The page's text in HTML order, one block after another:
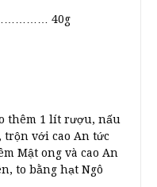
40g
thêm 1 lít rượu, nấu
trộn với cao An tức
Mật ong và cao An
to bằng hạt Ngô